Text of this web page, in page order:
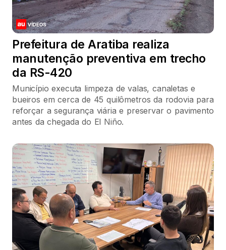
Prefeitura de Aratiba realiza
manutenção preventiva em trecho
da RS-420
Município executa limpeza de valas, canaletas e
bueiros em cerca de 45 quilômetros da rodovia para
reforçar a segurança viária e preservar o pavimento
antes da chegada do El Niño.